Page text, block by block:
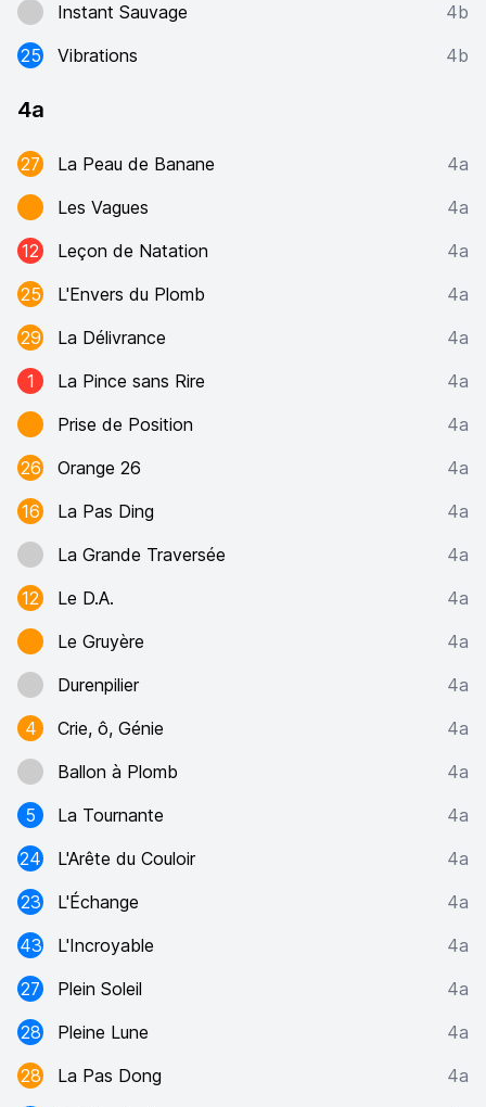
Instant Sauvage
4b
25
Vibrations 4b
4a
27 La Peau de Banane
4a
Les Vagues
4a
12
Leçon de Natation
4a
25
L'Envers du Plomb
4a
29
La Délivrance
4a
1
La Pince sans Rire
4a
Prise de Position
4a
26
Orange 26
4a
16
La Pas Ding
4a
La Grande Traversée
4a
12
Le D.A.
4a
Le Gruyère
4a
Durenpilier
4a
4
Crie, ô, Génie
4a
Ballon à Plomb
4a
5
La Tournante
4a
24
L'Arête du Couloir
4a
23
L'Échange
4a
43
L'Incroyable
4a
27
Plein Soleil
4a
28
Pleine Lune
4a
28
La Pas Dong
4a